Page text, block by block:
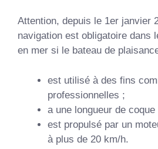
Attention, depuis le 1er janvier
navigation est obligatoire dans
en mer si le bateau de
est utilisé à des fins
professionnelles ;
a une longueur de
est propulsé par un
à plus de 20 km/h.